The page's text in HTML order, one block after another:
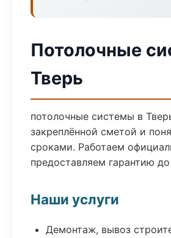
Потолочные
Тверь
потолочные системы в
закреплённой сметой и
сроками. Работаем
предоставляем гарантию до
Наши услуги
Демонтаж, вывоз